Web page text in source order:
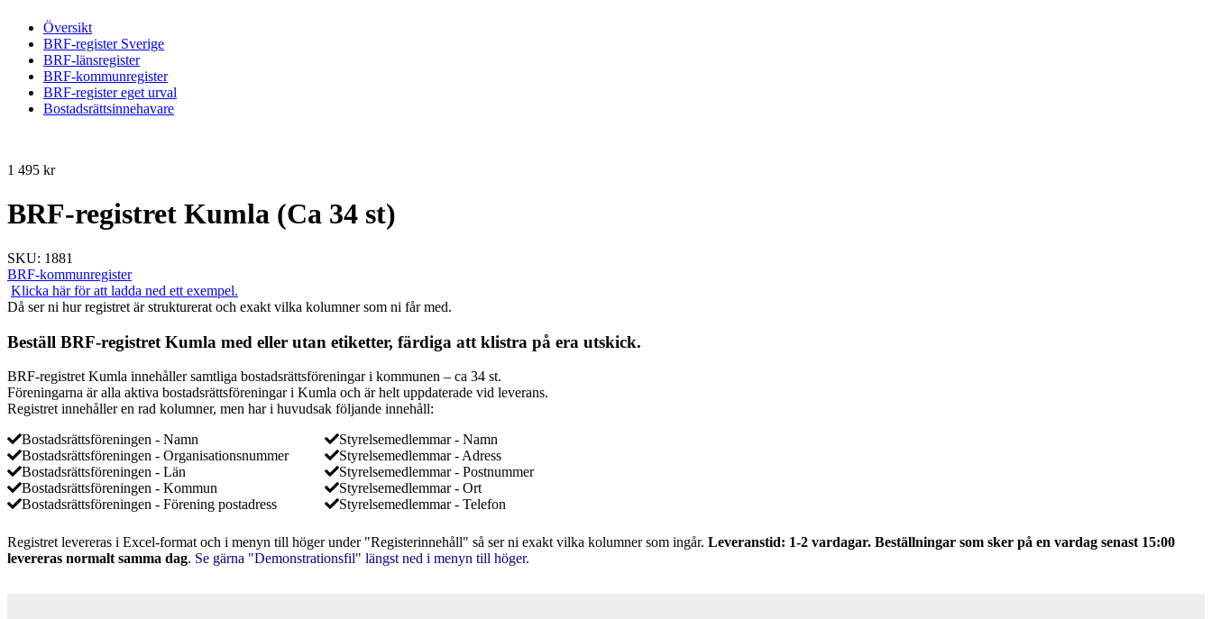
Översikt
BRF-register Sverige
BRF-länsregister
BRF-kommunregister
BRF-register eget urval
Bostadsrättsinnehavare
1 495 kr
BRF-registret Kumla (Ca 34 st)
SKU: 1881
BRF-kommunregister
Klicka här för att ladda ned ett exempel.
Då ser ni hur registret är strukturerat och exakt vilka kolumner som ni får med.
Beställ BRF-registret Kumla med eller utan etiketter, färdiga att klistra på era utskick.
BRF-registret Kumla innehåller samtliga bostadsrättsföreningar i kommunen – ca 34 st.
Föreningarna är alla aktiva bostadsrättsföreningar i Kumla och är helt uppdaterade vid leverans.
Registret innehåller en rad kolumner, men har i huvudsak följande innehåll:
Bostadsrättsföreningen - Namn
Bostadsrättsföreningen - Organisationsnummer
Bostadsrättsföreningen - Län
Bostadsrättsföreningen - Kommun
Bostadsrättsföreningen - Förening postadress
Styrelsemedlemmar - Namn
Styrelsemedlemmar - Adress
Styrelsemedlemmar - Postnummer
Styrelsemedlemmar - Ort
Styrelsemedlemmar - Telefon
Registret levereras i Excel-format och i menyn till höger under "Registerinnehåll" så ser ni exakt vilka kolumner som ingår. Leveranstid: 1-2 vardagar. Beställningar som sker på en vardag senast 15:00
levereras normalt samma dag. Se gärna "Demonstrationsfil" längst ned i menyn till höger.